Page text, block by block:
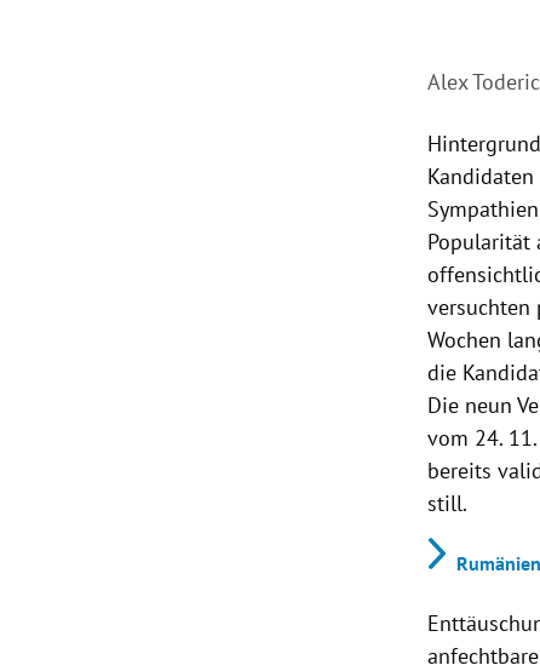
Alex
Popularität
versuchten
Wochen
die
Die neun
vom 24.
bereits
still.